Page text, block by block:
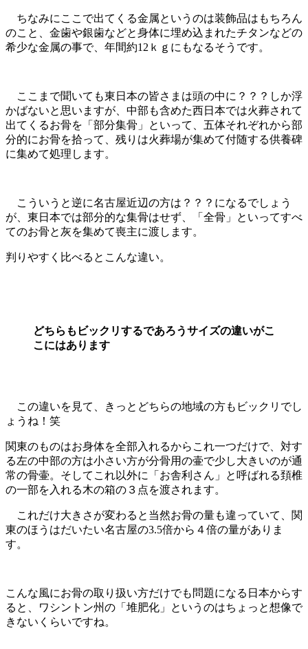
ちなみにここで出てくる金属というのは装飾品はもちろん
のこと、金歯や銀歯などと身体に埋め込まれたチタンなどの
希少な金属の事で、年間約12ｋｇにもなるそうです。
ここまで聞いても東日本の皆さまは頭の中に？？？しか浮
かばないと思いますが、中部も含めた西日本では火葬されて
出てくるお骨を「部分集骨」といって、五体それぞれから部
分的にお骨を拾って、残りは火葬場が集めて付随する供養碑
に集めて処理します。
こういうと逆に名古屋近辺の方は？？？になるでしょう
が、東日本では部分的な集骨はせず、「全骨」といってすべ
てのお骨と灰を集めて喪主に渡します。
判りやすく比べるとこんな違い。
どちらもビックリするであろうサイズの違いがこ
こにはあります
この違いを見て、きっとどちらの地域の方もビックリでし
ょうね！笑
関東のものはお身体を全部入れるからこれ一つだけで、対す
る左の中部の方は小さい方が分骨用の壷で少し大きいのが通
常の骨壷。そしてこれ以外に「お舎利さん」と呼ばれる頚椎
の一部を入れる木の箱の３点を渡されます。
これだけ大きさが変わると当然お骨の量も違っていて、関
東のほうはだいたい名古屋の3.5倍から４倍の量がありま
す。
こんな風にお骨の取り扱い方だけでも問題になる日本からす
ると、ワシントン州の「堆肥化」というのはちょっと想像で
きないくらいですね。